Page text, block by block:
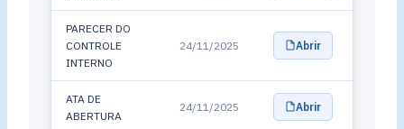
PARECER DO
CONTROLE
INTERNO
24/11/2025 Abrir
ATA DE
ABERTURA
24/11/2025 Abrir